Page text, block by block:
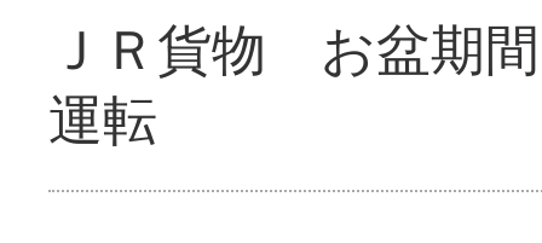
ＪＲ貨物 お盆期
運転